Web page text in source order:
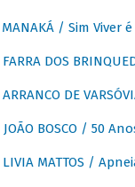
MANAKÁ / Sim Viver
FARRA DOS
ARRANCO DE
JOÃO BOSCO / 50
LIVIA MATTOS /